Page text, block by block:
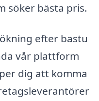
söker bästa pris.
efter bastu
vår plattform
dig att komma